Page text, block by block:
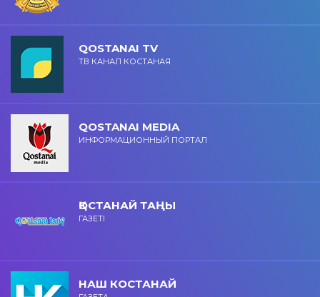
QOSTANAI TV
ТВ КАНАЛ КОСТАНАЯ
QOSTANAI MEDIA
ИНФОРМАЦИОННЫЙ ПОРТАЛ
ҚОСТАНАЙ ТАҢЫ
ГАЗЕТІ
НАШ КОСТАНАЙ